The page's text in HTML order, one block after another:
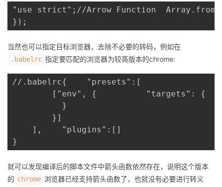
"use strict";//Arrow Function
});
当然也可以指定目标浏览器，去除不必要的转码，例如在
.babelrc 指定要匹配的浏览器为较高版本的chrome:
//.babelrc{    "presets":[
["env", {          "targets": {
}
}]
],    "plugins":[]
}
就可以发现编译后的脚本文件中箭头函数依然存在，说明这个版本
的 chrome 浏览器已经支持箭头函数了，也就没有必要进行转义